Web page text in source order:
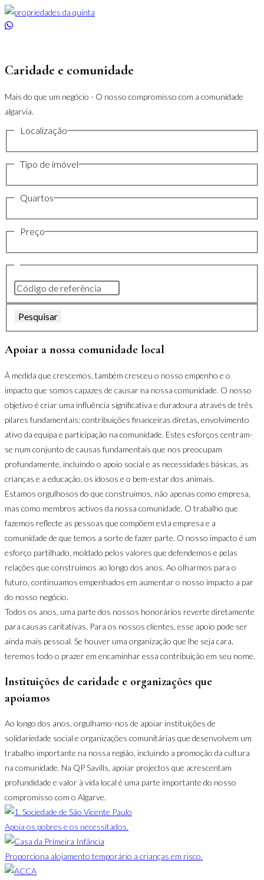
Saltar
para
Caridade e comunidade
Mais do que um negócio - O nosso compromisso com a comunidade
algarvia.
Localização
Tipo de imóvel
Quartos
Preço
Pesquisar
Apoiar a nossa comunidade local
À medida que crescemos, também cresceu o nosso empenho e o
impacto que somos capazes de causar na nossa comunidade. O nosso
objetivo é criar uma influência significativa e duradoura através de três
pilares fundamentais: contribuições financeiras diretas, envolvimento
ativo da equipa e participação na comunidade. Estes esforços centram-
se num conjunto de causas fundamentais que nos preocupam
profundamente, incluindo o apoio social e as necessidades básicas, as
crianças e a educação, os idosos e o bem-estar dos animais.
Estamos orgulhosos do que construímos, não apenas como empresa,
mas como membros activos da nossa comunidade. O trabalho que
fazemos reflecte as pessoas que compõem esta empresa e a
comunidade de que temos a sorte de fazer parte. O nosso impacto é um
esforço partilhado, moldado pelos valores que defendemos e pelas
relações que construímos ao longo dos anos. Ao olharmos para o
futuro, continuamos empenhados em aumentar o nosso impacto a par
do nosso negócio.
Todos os anos, uma parte dos nossos honorários reverte diretamente
para causas caritativas. Para os nossos clientes, esse apoio pode ser
ainda mais pessoal. Se houver uma organização que lhe seja cara,
teremos todo o prazer em encaminhar essa contribuição em seu nome.
Instituições de caridade e organizações que
apoiamos
Ao longo dos anos, orgulhamo-nos de apoiar instituições de
solidariedade social e organizações comunitárias que desenvolvem um
trabalho importante na nossa região, incluindo a promoção da cultura
na comunidade. Na QP Savills, apoiar projectos que acrescentam
profundidade e valor à vida local é uma parte importante do nosso
compromisso com o Algarve.
Apoia os pobres e os necessitados.
Proporciona alojamento temporário a crianças em risco.